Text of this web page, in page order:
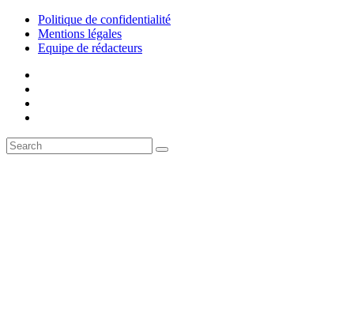
Politique de confidentialité
Mentions légales
Equipe de rédacteurs